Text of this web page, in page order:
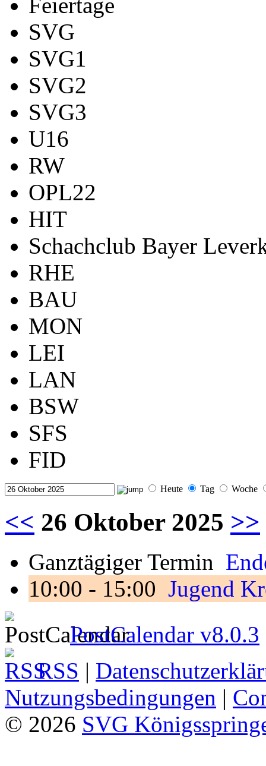
Feiertage
SVG
SVG1
SVG2
SVG3
U16
RW
OPL22
HIT
Schachclub Bayer
RHE
BAU
MON
LEI
LAN
BSW
SFS
FID
Heute Tag Woche
<< 26 Oktober 2025 >>
Ganztägiger Termin
10:00 - 15:00 Jugend
PostCalendar v8.0.3
RSS |
Nutzungsbedingungen |
© 2026 SVG